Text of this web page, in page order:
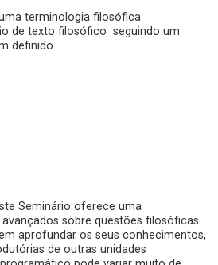
terminologia filosófica
de texto filosófico seguindo um
definido.
Seminário oferece uma
sobre questões filosóficas
aprofundar os seus conhecimentos,
de outras unidades